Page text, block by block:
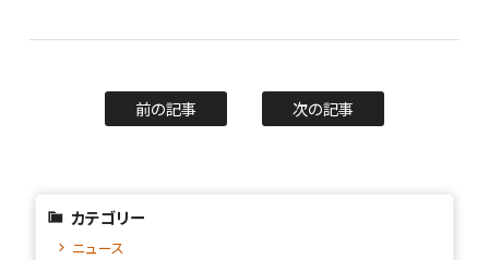
前の記事 次の記事
カテゴリー
ニュース